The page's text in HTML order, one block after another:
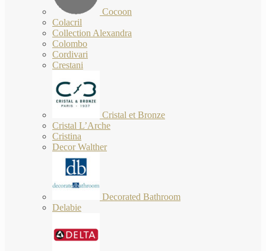
Cocoon
Colacril
Collection Alexandra
Colombo
Cordivari
Crestani
Cristal et Bronze
Cristal L’Arche
Cristina
Decor Walther
Decorated Bathroom
Delabie